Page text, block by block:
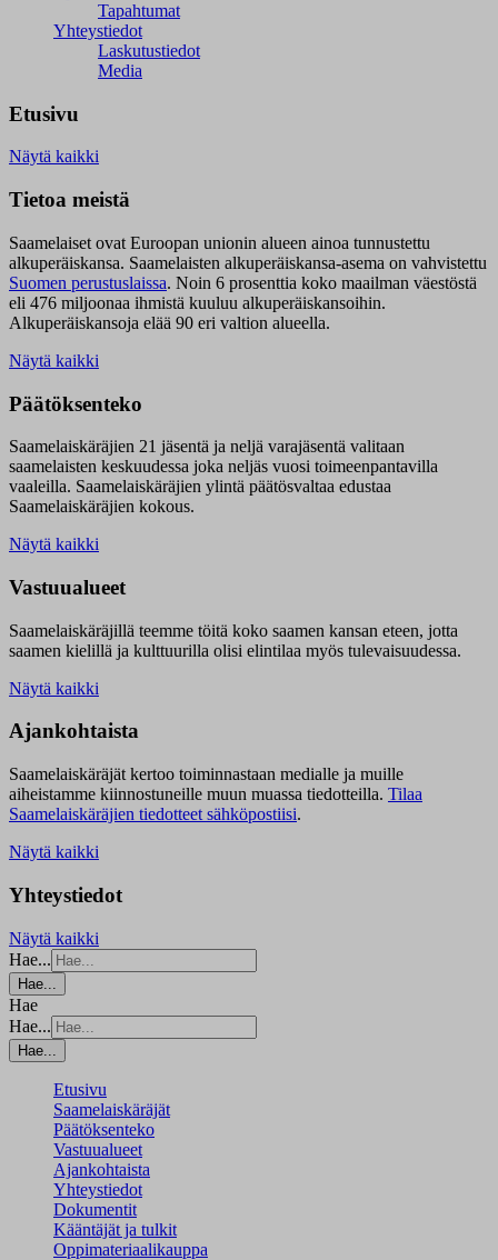
Tapahtumat
Yhteystiedot
Laskutustiedot
Media
Etusivu
Näytä kaikki
Tietoa meistä
Saamelaiset ovat Euroopan unionin alueen ainoa tunnustettu
alkuperäiskansa. Saamelaisten alkuperäiskansa-asema on vahvistettu
Suomen perustuslaissa. Noin 6 prosenttia koko maailman väestöstä
eli 476 miljoonaa ihmistä kuuluu alkuperäiskansoihin.
Alkuperäiskansoja elää 90 eri valtion alueella.
Näytä kaikki
Päätöksenteko
Saamelaiskäräjien 21 jäsentä ja neljä varajäsentä valitaan
saamelaisten keskuudessa joka neljäs vuosi toimeenpantavilla
vaaleilla. Saamelaiskäräjien ylintä päätösvaltaa edustaa
Saamelaiskäräjien kokous.
Näytä kaikki
Vastuualueet
Saamelaiskäräjillä teemme töitä koko saamen kansan eteen, jotta
saamen kielillä ja kulttuurilla olisi elintilaa myös tulevaisuudessa.
Näytä kaikki
Ajankohtaista
Saamelaiskäräjät kertoo toiminnastaan medialle ja muille
aiheistamme kiinnostuneille muun muassa tiedotteilla. Tilaa
Saamelaiskäräjien tiedotteet sähköpostiisi.
Näytä kaikki
Yhteystiedot
Näytä kaikki
Hae...
Hae...
Hae
Hae...
Hae...
Etusivu
Saamelaiskäräjät
Päätöksenteko
Vastuualueet
Ajankohtaista
Yhteystiedot
Dokumentit
Kääntäjät ja tulkit
Oppimateriaalikauppa